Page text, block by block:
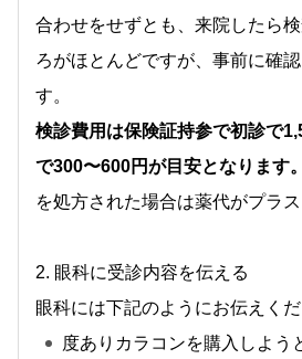
合わせをせずとも、来院したら
ろがほとんどですが、事前に確
す。
検診費用は保険証持参で初診で
で300〜600円が目安となります。
を処方された場合は薬代がプラス
2. 眼科に受診内容を伝える
眼科には下記のようにお伝えくだ
度ありカラコンを購入しよう